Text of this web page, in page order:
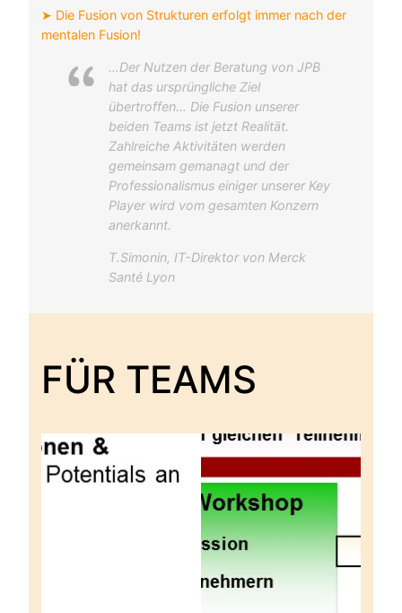
➤ Die Fusion von Strukturen erfolgt immer nach der
mentalen Fusion!
…Der Nutzen der Beratung von JPB
hat das ursprüngliche Ziel
übertroffen… Die Fusion unserer
beiden Teams ist jetzt Realität.
Zahlreiche Aktivitäten werden
gemeinsam gemanagt und der
Professionalismus einiger unserer Key
Player wird vom gesamten Konzern
anerkannt.
T.Simonin, IT-Direktor von Merck
Santé Lyon
FÜR TEAMS